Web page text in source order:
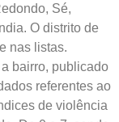
Sé,
O distrito de
nas listas.
bairro, publicado
referentes ao
de violência